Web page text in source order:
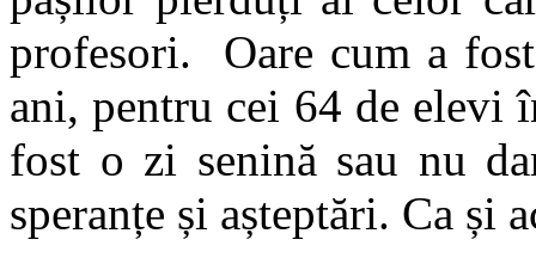
profesori. Oare cum a
ani, pentru cei 64 de elevi
fost o zi senină sau nu
speranțe și așteptări. Ca și